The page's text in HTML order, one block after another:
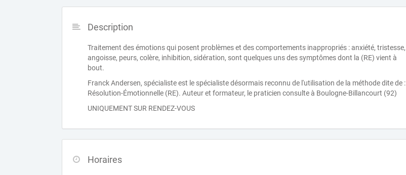
Description
Traitement des émotions qui posent problèmes et des comportements inappropriés : anxiété, tristesse,
angoisse, peurs, colère, inhibition, sidération, sont quelques uns des symptômes dont la (RE) vient à
bout.
Franck Andersen, spécialiste est le spécialiste désormais reconnu de l'utilisation de la méthode dite de :
Résolution-Émotionnelle (RE). Auteur et formateur, le praticien consulte à Boulogne-Billancourt (92)
UNIQUEMENT SUR RENDEZ-VOUS
Horaires